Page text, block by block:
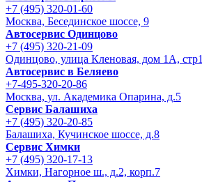
+7 (495) 320-01-60
Москва, Бесединское шоссе, 9
Автосервис Одинцово
+7 (495) 320-21-09
Одинцово, улица Кленовая, дом 1А, стр1
Автосервис в Беляево
+7-495-320-20-86
Москва, ул. Академика Опарина, д.5
Сервис Балашиха
+7 (495) 320-20-85
Балашиха, Кучинское шоссе, д.8
Сервис Химки
+7 (495) 320-17-13
Химки, Нагорное ш., д.2, корп.7